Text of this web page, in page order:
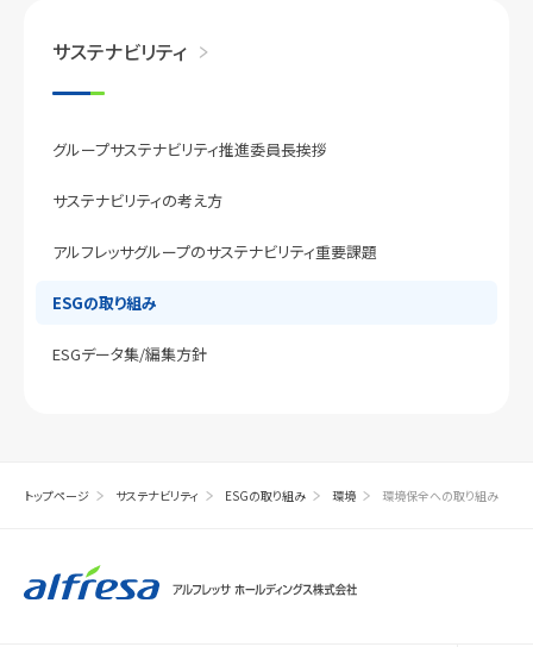
サステナビリティ
グループサステナビリティ推進委員長挨拶
サステナビリティの考え方
アルフレッサグループのサステナビリティ重要課題
ESGの取り組み
ESGデータ集/編集方針
トップページ サステナビリティ ESGの取り組み 環境 環境保全への取り組み